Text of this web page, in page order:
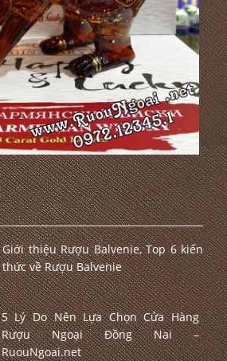
Giới thiệu Rượu Balvenie, Top 6 kiến
thức về Rượu Balvenie
5 Lý Do Nên Lựa Chọn Cửa Hàng
Rượu Ngoại Đồng Nai –
RuouNgoai.net